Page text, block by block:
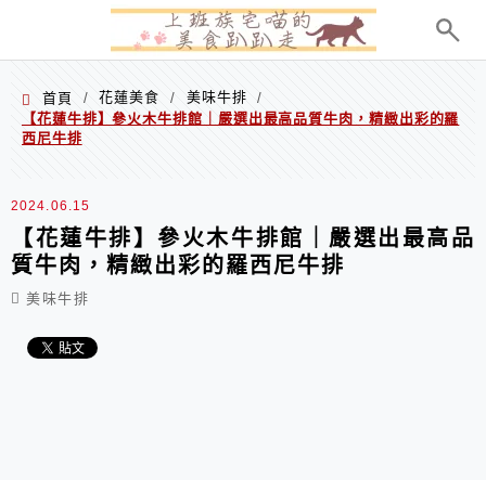
首頁 / 花蓮美食 / 美味牛排
/
【花蓮牛排】參火木牛排館｜嚴選出最高品質牛肉，精緻出彩的羅
西尼牛排
2024.06.15
【花蓮牛排】參火木牛排館｜嚴選出最高品
質牛肉，精緻出彩的羅西尼牛排
美味牛排